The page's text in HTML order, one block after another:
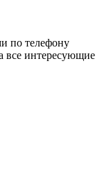
по телефону
все интересующие